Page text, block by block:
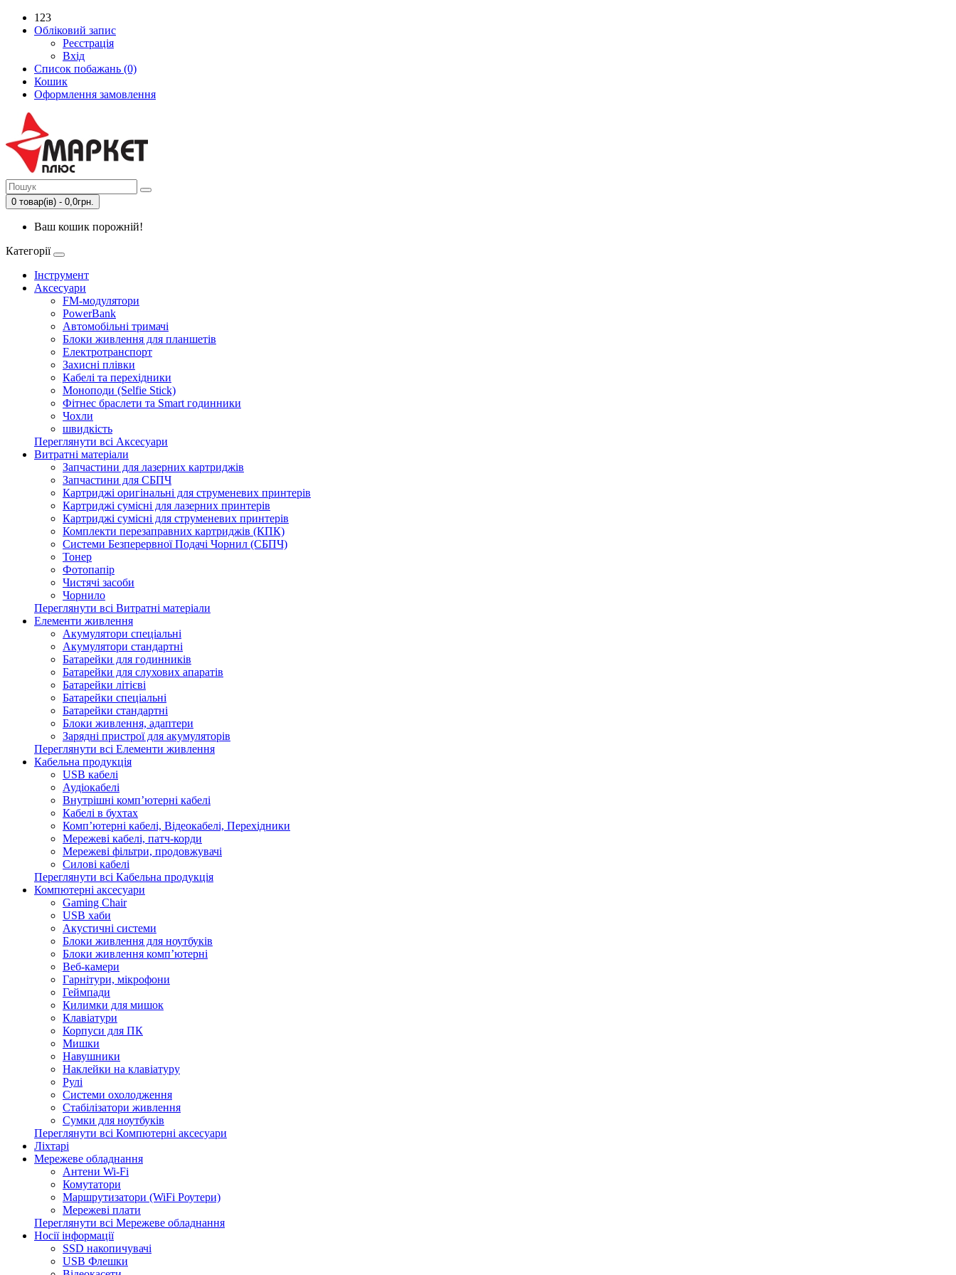
123
Обліковий запис
Реєстрація
Вхід
Список побажань (0)
Кошик
Оформлення замовлення
0 товар(ів) - 0,0грн.
Ваш кошик порожній!
Категорії
Інструмент
Аксесуари
FM-модулятори
PowerBank
Автомобільні тримачі
Блоки живлення для планшетів
Електротранспорт
Захисні плівки
Кабелі та перехідники
Моноподи (Selfie Stick)
Фітнес браслети та Smart годинники
Чохли
швидкість
Переглянути всі Аксесуари
Витратні матеріали
Запчастини для лазерних картриджів
Запчастини для СБПЧ
Картриджі оригінальні для струменевих принтерів
Картриджі сумісні для лазерних принтерів
Картриджі сумісні для струменевих принтерів
Комплекти перезаправних картриджів (КПК)
Системи Безперервної Подачі Чорнил (СБПЧ)
Тонер
Фотопапір
Чистячі засоби
Чорнило
Переглянути всі Витратні матеріали
Елементи живлення
Акумулятори спеціальні
Акумулятори стандартні
Батарейки для годинників
Батарейки для слухових апаратів
Батарейки літієві
Батарейки спеціальні
Батарейки стандартні
Блоки живлення, адаптери
Зарядні пристрої для акумуляторів
Переглянути всі Елементи живлення
Кабельна продукція
USB кабелі
Аудіокабелі
Внутрішні комп’ютерні кабелі
Кабелі в бухтах
Комп’ютерні кабелі, Відеокабелі, Перехідники
Мережеві кабелі, патч-корди
Мережеві фільтри, продовжувачі
Силові кабелі
Переглянути всі Кабельна продукція
Компютерні аксесуари
Gaming Chair
USB хаби
Акустичні системи
Блоки живлення для ноутбуків
Блоки живлення комп’ютерні
Веб-камери
Гарнітури, мікрофони
Геймпади
Килимки для мишок
Клавіатури
Корпуси для ПК
Мишки
Навушники
Наклейки на клавіатуру
Рулі
Системи охолодження
Стабілізатори живлення
Сумки для ноутбуків
Переглянути всі Компютерні аксесуари
Ліхтарі
Мережеве обладнання
Антени Wi-Fi
Комутатори
Маршрутизатори (WiFi Роутери)
Мережеві плати
Переглянути всі Мережеве обладнання
Носії інформації
SSD накопичувачі
USB Флешки